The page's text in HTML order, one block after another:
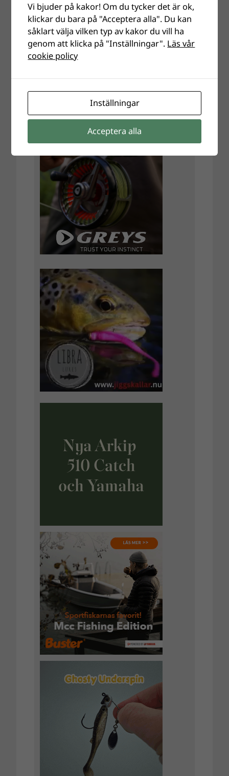
Vi bjuder på kakor! Om du tycker det är ok,
klickar du bara på "Acceptera alla". Du kan
såklart välja vilken typ av kakor du vill ha
genom att klicka på "Inställningar". Läs vår
cookie policy
Inställningar
Acceptera alla